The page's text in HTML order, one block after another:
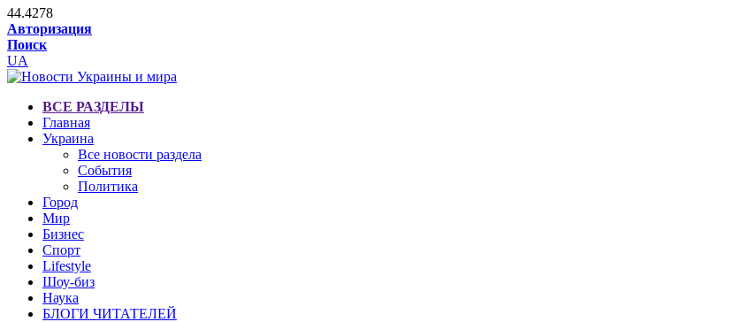
44.4278
Авторизация
Поиск
UA
ВСЕ РАЗДЕЛЫ
Главная
Украина
Все новости раздела
События
Политика
Город
Мир
Бизнес
Спорт
Lifestyle
Шоу-биз
Наука
БЛОГИ ЧИТАТЕЛЕЙ